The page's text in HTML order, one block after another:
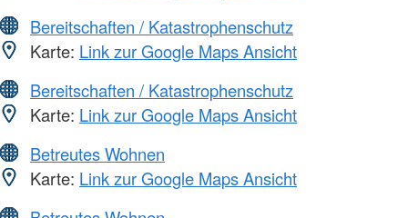
Bereitschaften / Katastrophenschutz
Karte: Link zur Google Maps Ansicht
Bereitschaften / Katastrophenschutz
Karte: Link zur Google Maps Ansicht
Betreutes Wohnen
Karte: Link zur Google Maps Ansicht